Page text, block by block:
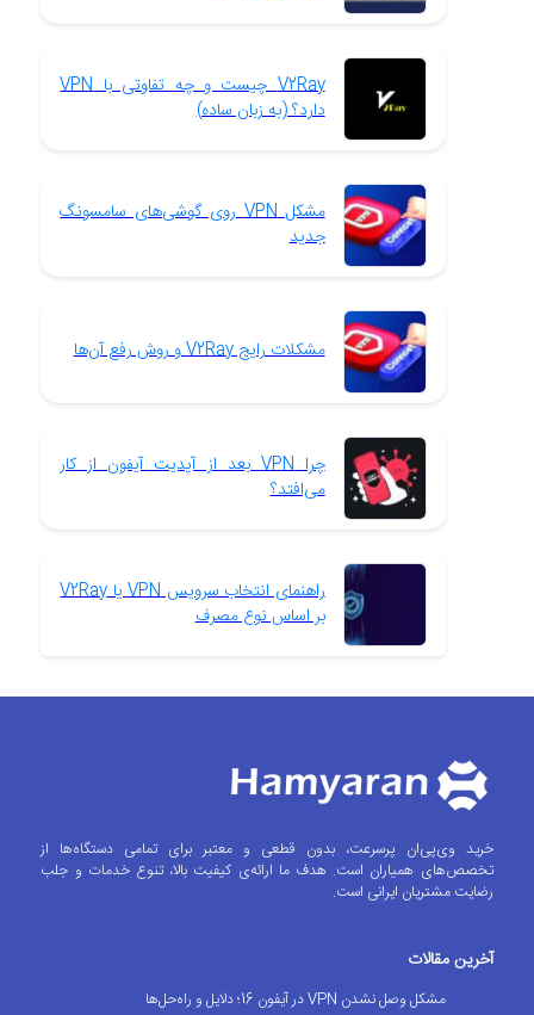
V2Ray چیست و چه تفاوتی با VPN
دارد؟ (به زبان ساده)
مشکل VPN روی گوشی‌های سامسونگ
جدید
مشکلات رایج V2Ray و روش رفع آن‌ها
چرا VPN بعد از آپدیت آیفون از کار
می‌افتد؟
راهنمای انتخاب سرویس VPN یا V2Ray
بر اساس نوع مصرف
خرید وی‌پی‌ان پرسرعت، بدون قطعی و معتبر برای تمامی دستگاه‌ها از
تخصص‌های همیاران است. هدف ما ارائه‌ی کیفیت بالا، تنوع خدمات و جلب
رضایت مشتریان ایرانی است.
آخرین مقالات
مشکل وصل نشدن VPN در آیفون 16؛ دلایل و راه‌حل‌ها